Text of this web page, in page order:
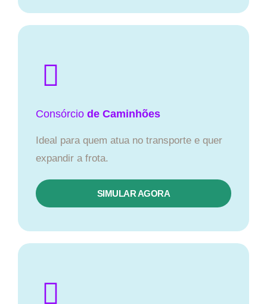
Consórcio de Caminhões
Ideal para quem atua no transporte e quer
expandir a frota.
SIMULAR AGORA